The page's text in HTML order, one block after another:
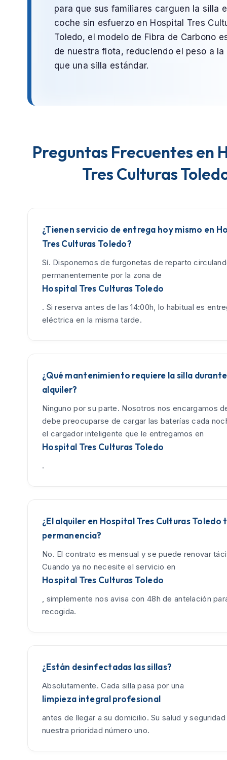
para que sus familiares carguen la silla
coche sin esfuerzo en Hospital Tres
Toledo, el modelo de Fibra de Carbono
de nuestra flota, reduciendo el peso a la
que una silla estándar.
Preguntas Frecuentes en
Tres Culturas
¿Tienen servicio de entrega hoy mismo en
Tres Culturas Toledo?
Sí. Disponemos de furgonetas de reparto
permanentemente por la zona de
Hospital Tres Culturas Toledo
. Si reserva antes de las 14:00h, lo habitual es
eléctrica en la misma tarde.
¿Qué mantenimiento requiere la silla
alquiler?
Ninguno por su parte. Nosotros nos encargamos
debe preocuparse de cargar las baterías cada
el cargador inteligente que le entregamos en
Hospital Tres Culturas Toledo
.
¿El alquiler en Hospital Tres Culturas Toledo
permanencia?
No. El contrato es mensual y se puede renovar
Cuando ya no necesite el servicio en
Hospital Tres Culturas Toledo
, simplemente nos avisa con 48h de antelación
recogida.
¿Están desinfectadas las sillas?
Absolutamente. Cada silla pasa por una
limpieza integral profesional
antes de llegar a su domicilio. Su salud y
nuestra prioridad número uno.